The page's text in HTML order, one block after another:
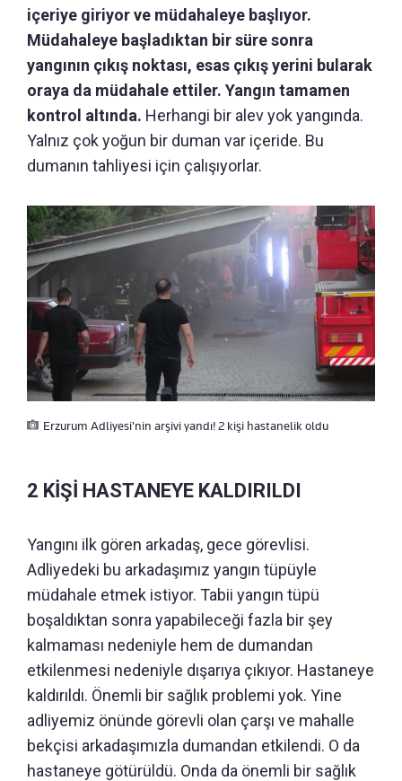
içeriye giriyor ve müdahaleye başlıyor.
Müdahaleye başladıktan bir süre sonra
yangının çıkış noktası, esas çıkış yerini bularak
oraya da müdahale ettiler. Yangın tamamen
kontrol altında. Herhangi bir alev yok yangında.
Yalnız çok yoğun bir duman var içeride. Bu
dumanın tahliyesi için çalışıyorlar.
Erzurum Adliyesi'nin arşivi yandı! 2 kişi hastanelik oldu
2 KİŞİ HASTANEYE KALDIRILDI
Yangını ilk gören arkadaş, gece görevlisi.
Adliyedeki bu arkadaşımız yangın tüpüyle
müdahale etmek istiyor. Tabii yangın tüpü
boşaldıktan sonra yapabileceği fazla bir şey
kalmaması nedeniyle hem de dumandan
etkilenmesi nedeniyle dışarıya çıkıyor. Hastaneye
kaldırıldı. Önemli bir sağlık problemi yok. Yine
adliyemiz önünde görevli olan çarşı ve mahalle
bekçisi arkadaşımızla dumandan etkilendi. O da
hastaneye götürüldü. Onda da önemli bir sağlık